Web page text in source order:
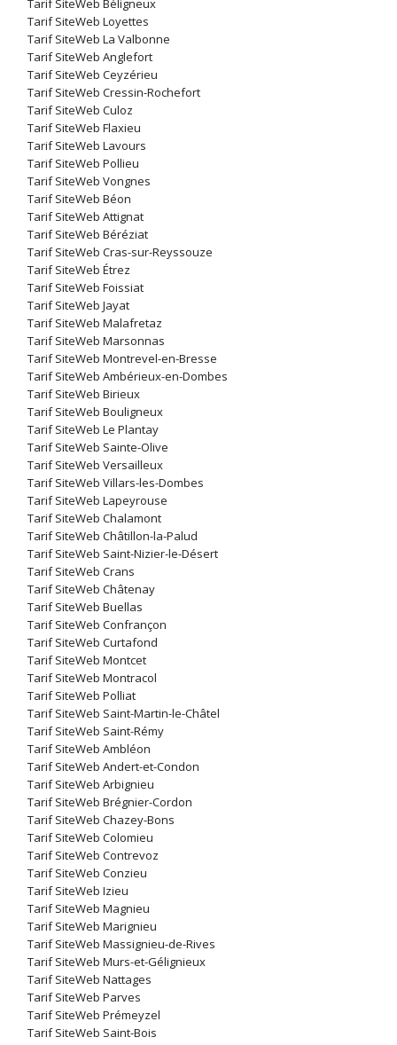
Tarif SiteWeb Béligneux
Tarif SiteWeb Loyettes
Tarif SiteWeb La Valbonne
Tarif SiteWeb Anglefort
Tarif SiteWeb Ceyzérieu
Tarif SiteWeb Cressin-Rochefort
Tarif SiteWeb Culoz
Tarif SiteWeb Flaxieu
Tarif SiteWeb Lavours
Tarif SiteWeb Pollieu
Tarif SiteWeb Vongnes
Tarif SiteWeb Béon
Tarif SiteWeb Attignat
Tarif SiteWeb Béréziat
Tarif SiteWeb Cras-sur-Reyssouze
Tarif SiteWeb Étrez
Tarif SiteWeb Foissiat
Tarif SiteWeb Jayat
Tarif SiteWeb Malafretaz
Tarif SiteWeb Marsonnas
Tarif SiteWeb Montrevel-en-Bresse
Tarif SiteWeb Ambérieux-en-Dombes
Tarif SiteWeb Birieux
Tarif SiteWeb Bouligneux
Tarif SiteWeb Le Plantay
Tarif SiteWeb Sainte-Olive
Tarif SiteWeb Versailleux
Tarif SiteWeb Villars-les-Dombes
Tarif SiteWeb Lapeyrouse
Tarif SiteWeb Chalamont
Tarif SiteWeb Châtillon-la-Palud
Tarif SiteWeb Saint-Nizier-le-Désert
Tarif SiteWeb Crans
Tarif SiteWeb Châtenay
Tarif SiteWeb Buellas
Tarif SiteWeb Confrançon
Tarif SiteWeb Curtafond
Tarif SiteWeb Montcet
Tarif SiteWeb Montracol
Tarif SiteWeb Polliat
Tarif SiteWeb Saint-Martin-le-Châtel
Tarif SiteWeb Saint-Rémy
Tarif SiteWeb Ambléon
Tarif SiteWeb Andert-et-Condon
Tarif SiteWeb Arbignieu
Tarif SiteWeb Brégnier-Cordon
Tarif SiteWeb Chazey-Bons
Tarif SiteWeb Colomieu
Tarif SiteWeb Contrevoz
Tarif SiteWeb Conzieu
Tarif SiteWeb Izieu
Tarif SiteWeb Magnieu
Tarif SiteWeb Marignieu
Tarif SiteWeb Massignieu-de-Rives
Tarif SiteWeb Murs-et-Gélignieux
Tarif SiteWeb Nattages
Tarif SiteWeb Parves
Tarif SiteWeb Prémeyzel
Tarif SiteWeb Saint-Bois